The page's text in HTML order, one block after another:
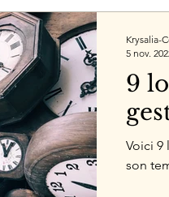
9
Voici 9
son
Krysalia-
5 nov.